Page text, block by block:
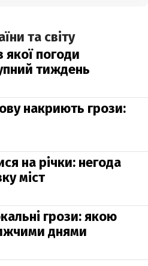
та світу
якої погоди
тиждень
накриють грози:
на річки: негода
міст
грози: якою
днями